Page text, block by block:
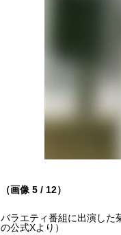
（画像 5 / 12）
バラエティ番組に出演した
の公式Xより）